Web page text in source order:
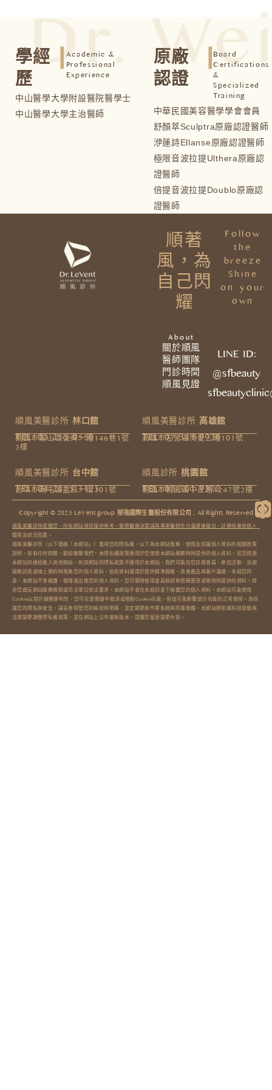
Dr.
學經
歷
┃
Academic &
Professional
Experience
中山醫學大學附設醫院醫學士
中山醫學大學主治醫師
原廠
認證
┃
Board
Certifications
&
Specialized
Training
中華民國美容醫學學會會員
舒顏萃Sculptra原廠認證醫師
洢蓮詩Ellanse原廠認證醫師
極限音波拉提Ulthera原廠認
證醫師
倍提音波拉提Doublo原廠認
證醫師
順著
風，為
自己閃
耀
Follow
the
breeze
Shine
on your
own
About
關於順風
醫師團隊
門診時間
順風見證
LINE ID:
@sfbeauty
順風美醫診所 林口館
TEL: 03-255-0550
桃園市龜山區復興一路146巷1號
3樓​
順風美醫診所 高雄館
TEL: 07-341-9930
高雄市左營區博愛三路101號
順風美醫診所 台中館
TEL: 04-2475-3123
台中市南屯區益昌一街101號
順風診所桃園館
TEL: 03-301-9588
桃園市桃園區中正路1247號2樓
Copyright © 2025 LeVent group 郁強國際生醫股份有限公司 , All Rights Reserved​
順風美醫診所提醒您，所有網站資訊僅供參考，實際醫療決策請與專業醫師充分溝通後做出，診療效果依個人
體質及狀況而異。
順風美醫診所（以下簡稱「本網站」）重視您的隱私權，以下為本網站蒐集、使用及保護個人資料的相關政策
說明。如有任何問題，歡迎聯繫我們。本隱私權政策適用於您使用本網站服務時所提供的個人資料。若您透過
本網站的連結進入其他網站，則該網站的隱私政策不適用於本網站。我們可能在您註冊會員、參加活動、洽詢
服務訊息或線上預約時蒐集您的個人資料。這些資料僅用於提供精準服務、改善產品與客戶溝通，未經您同
意，本網站不會揭露、租借或出售您的個人資料。您可隨時使用會員帳號和密碼更改或刪除所提供的資料。除
非您違反網站服務條款或司法單位依法要求，本網站不會在未經同意下揭露您的個人資料。本網站可能使用
Cookie以提升服務便利性，您可在瀏覽器中取消或限制Cookie功能，但這可能影響部分功能的正常使用。為保
護您的隱私與安全，請妥善保管您的帳號與密碼，並定期更新作業系統與防毒軟體。本網站將依據科技發展與
法規變更調整隱私權政策，並在網站上公布最新版本，提醒您留意變更內容。